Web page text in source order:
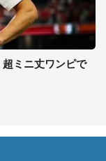
ミニ丈ワンピで